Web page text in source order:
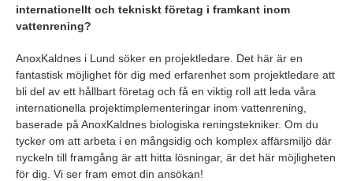
internationellt och tekniskt företag i framkant inom
vattenrening?
AnoxKaldnes i Lund söker en projektledare. Det här är en
fantastisk möjlighet för dig med erfarenhet som projektledare att
bli del av ett hållbart företag och få en viktig roll att leda våra
internationella projektimplementeringar inom vattenrening,
baserade på AnoxKaldnes biologiska reningstekniker. Om du
tycker om att arbeta i en mångsidig och komplex affärsmiljö där
nyckeln till framgång är att hitta lösningar, är det här möjligheten
för dig. Vi ser fram emot din ansökan!